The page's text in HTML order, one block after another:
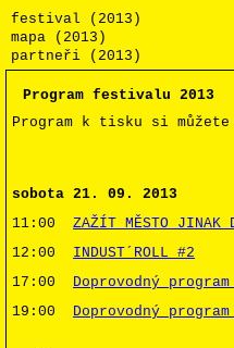
festival (2013)
mapa (2013)
partneři (2013)
Program festivalu 2013
Program k tisku si
sobota 21. 09. 2013
11:00 ZAŽÍT MĚSTO
12:00 INDUST´ROLL #2
17:00 Doprovodný
19:00 Doprovodný